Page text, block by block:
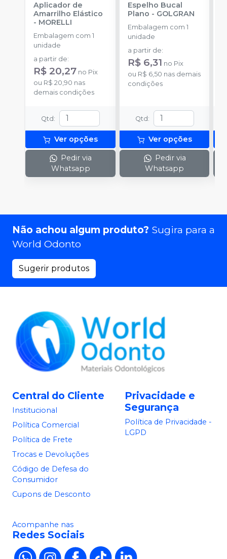
Aplicador de
Amarrilho Elástico
- MORELLI
Embalagem com 1
unidade
a partir de:
R$ 20,27 no Pix
ou R$ 20,90 nas
demais condições
Qtd :
Ver opções
Pedir via
Whatsapp
Espelho Bucal
Plano - GOLGRAN
Embalagem com 1
unidade
a partir de:
R$ 6,31 no Pix
ou R$ 6,50 nas demais
condições
Qtd :
Ver opções
Pedir via
Whatsapp
Não achou algum produto? Sugira para a
World Odonto
Sugerir produtos
Central do Cliente
Institucional
Política Comercial
Política de Frete
Trocas e Devoluções
Código de Defesa do
Consumidor
Cupons de Desconto
Privacidade e
Segurança
Política de Privacidade -
LGPD
Acompanhe nas
Redes Sociais